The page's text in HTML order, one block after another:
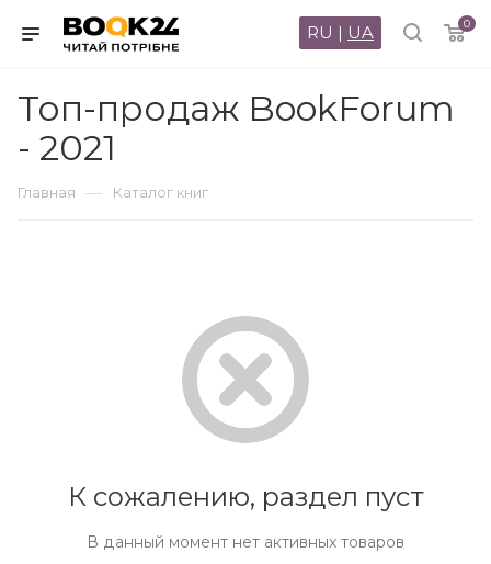
0
RU | UA
Топ-продаж BookForum
- 2021
Главная — Каталог книг
К сожалению, раздел пуст
В данный момент нет активных товаров